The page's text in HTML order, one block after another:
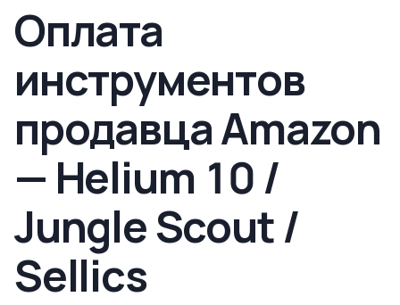
Оплата
инструментов
продавца Amazon
— Helium 10 /
Jungle Scout /
Sellics